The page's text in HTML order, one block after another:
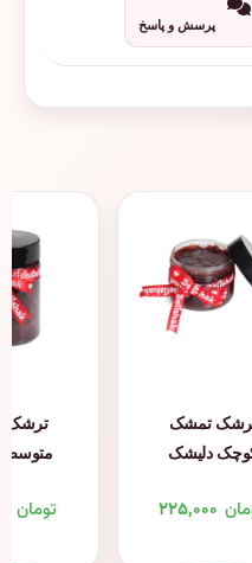
پرسش و پاسخ
تمشک
دلیشک
۲۲۵,۰۰۰
ترشک
متوسط
تومان